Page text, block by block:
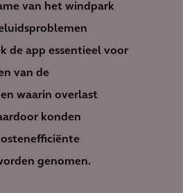
van het windpark
de app essentieel voor
van de
waarin overlast
konden
genomen.